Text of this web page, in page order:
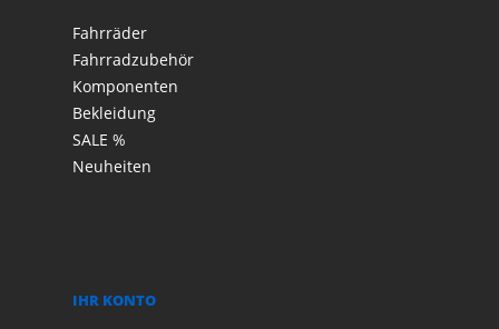
Fahrräder
Fahrradzubehör
Komponenten
Bekleidung
SALE %
Neuheiten
IHR KONTO